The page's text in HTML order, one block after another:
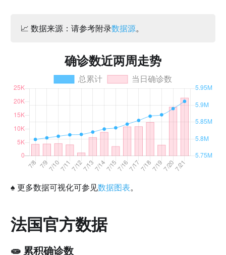
📈 数据来源：请参考附录数据源。
确诊数近两周走势
♠ 更多数据可视化可参见数据图表。
法国官方数据
🧫 累积确诊数